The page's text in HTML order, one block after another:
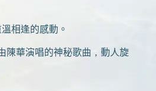
相逢的感動。
陳華演唱的神秘歌曲，動人旋